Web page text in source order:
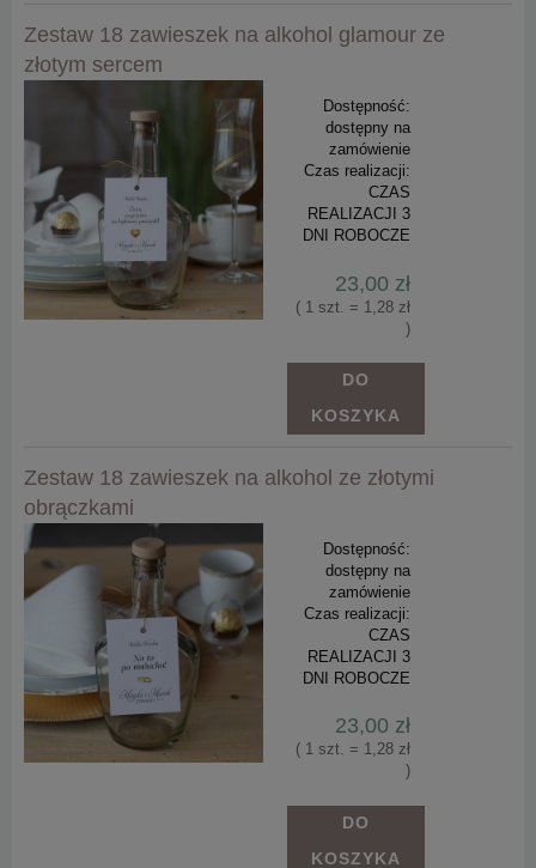
Zestaw 18 zawieszek na alkohol glamour ze
złotym sercem
Dostępność:
dostępny na
zamówienie
Czas realizacji:
CZAS
REALIZACJI 3
DNI ROBOCZE
23,00 zł
( 1 szt. = 1,28 zł
)
DO
KOSZYKA
Zestaw 18 zawieszek na alkohol ze złotymi
obrączkami
Dostępność:
dostępny na
zamówienie
Czas realizacji:
CZAS
REALIZACJI 3
DNI ROBOCZE
23,00 zł
( 1 szt. = 1,28 zł
)
DO
KOSZYKA